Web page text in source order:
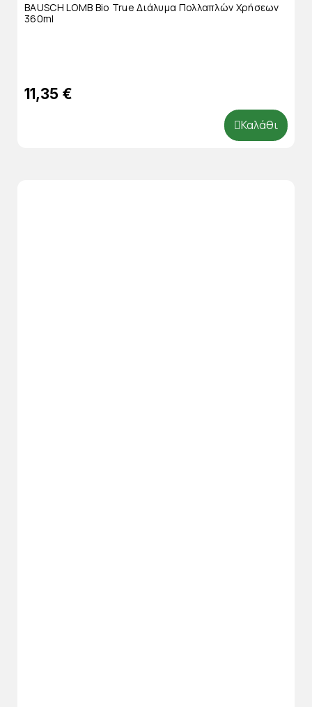
BAUSCH LOMB Bio True Διάλυμα Πολλαπλών Χρήσεων
360ml
11,35 €
Καλάθι